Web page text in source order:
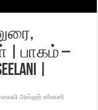
| பாகம் –
|
அஸ்ஹர் ஸீலானி